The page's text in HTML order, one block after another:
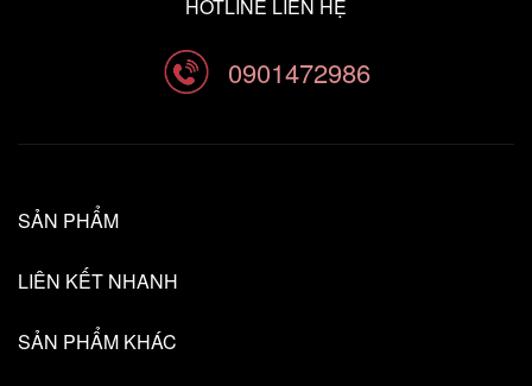
HOTLINE LIÊN HỆ
0901472986
SẢN PHẨM
LIÊN KẾT NHANH
SẢN PHẨM KHÁC